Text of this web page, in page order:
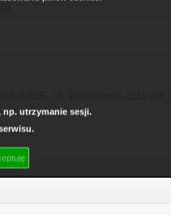
np. utrzymanie sesji.
ul. Wiewiórcza 111a.pdf